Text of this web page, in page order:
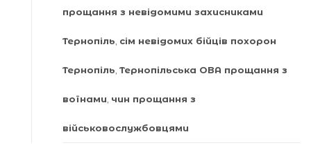
прощання з невідомими захисниками
Тернопіль, сім невідомих бійців похорон
Тернопіль, Тернопільська ОВА прощання з
воїнами, чин прощання з
військовослужбовцями